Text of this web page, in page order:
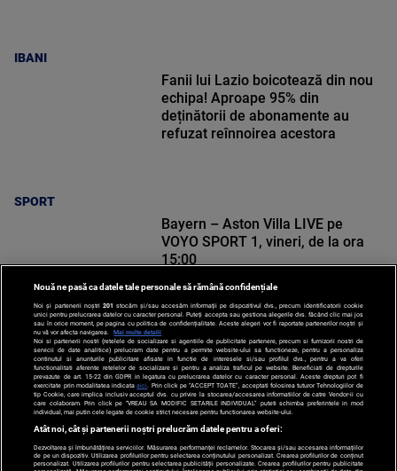
IBANI
SPORT
Fanii lui Lazio boicotează din nou
echipa! Aproape 95% din
deținătorii de abonamente au
refuzat reînnoirea acestora
SPORT
Bayern – Aston Villa LIVE pe
VOYO SPORT 1, vineri, de la ora
15:00
Nouă ne pasă ca datele tale personale să rămână confidențiale
Noi și partenerii noștri 201 stocăm și/sau accesăm informații pe dispozitivul dvs., precum identificatorii cookie
unici pentru prelucrarea datelor cu caracter personal. Puteți accepta sau gestiona alegerile dvs. făcând clic mai jos
sau în orice moment, pe pagina cu politica de confidențialitate. Aceste alegeri vor fi raportate partenerilor noștri și
nu vă vor afecta navigarea.
Mai multe detalii
Noi si partenerii nostri (retelele de socializare si agentiile de publicitate partenere, precum si furnizorii nostri de
servicii de date analitice) prelucram date pentru a permite website-ului sa functioneze, pentru a personaliza
continutul si anunturile publicitare afisate in functie de interesele si/sau profilul dvs., pentru a va oferi
functionalitati aferente retelelor de socializare si pentru a analiza traficul pe website. Beneficiati de drepturile
prevazute de art. 15-22 din GDPR in legatura cu prelucrarea datelor cu caracter personal. Aceste drepturi pot fi
exercitate prin modalitatea indicataaici . Prin click pe “ACCEPT TOATE”, acceptati folosirea tuturor Tehnologiilor de
tip Cookie, care implica inclusiv acceptul dvs. cu privire la stocarea/accesarea informatiilor de catre Vendor-ii cu
care colaboram. Prin click pe “VREAU SA MODIFIC SETARILE INDIVIDUAL” puteti schimba preferintele in mod
individual, mai putin cele legate de cookie strict necesare pentru functionarea website-ului.
Atât noi, cât și partenerii noștri prelucrăm datele pentru a oferi:
Dezvoltarea și îmbunătățirea serviciilor. Măsurarea performanței reclamelor. Stocarea și/sau accesarea informațiilor
de pe un dispozitiv. Utilizarea profilurilor pentru selectarea conținutului personalizat. Crearea profilurilor de conținut
personalizat. Utilizarea profilurilor pentru selectarea publicității personalizate. Crearea profilurilor pentru publicitate